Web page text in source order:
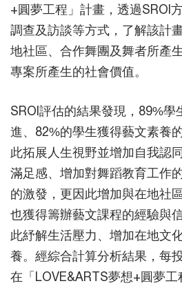
+圓夢工程」計畫，透過SROI
調查及訪談等方式，了解該計
地社區、合作舞團及舞者所產
專案所產生的社會價值。
SROI評估的結果發現，89%學
進、82%的學生獲得藝文素養
此拓展人生視野並增加自我認
滿足感、增加對舞蹈教育工作
的激發，更因此增加與在地社
也獲得籌辦藝文課程的經驗與
此紓解生活壓力、增加在地文
養。經綜合計算分析結果，每
在「LOVE&ARTS夢想+圓夢